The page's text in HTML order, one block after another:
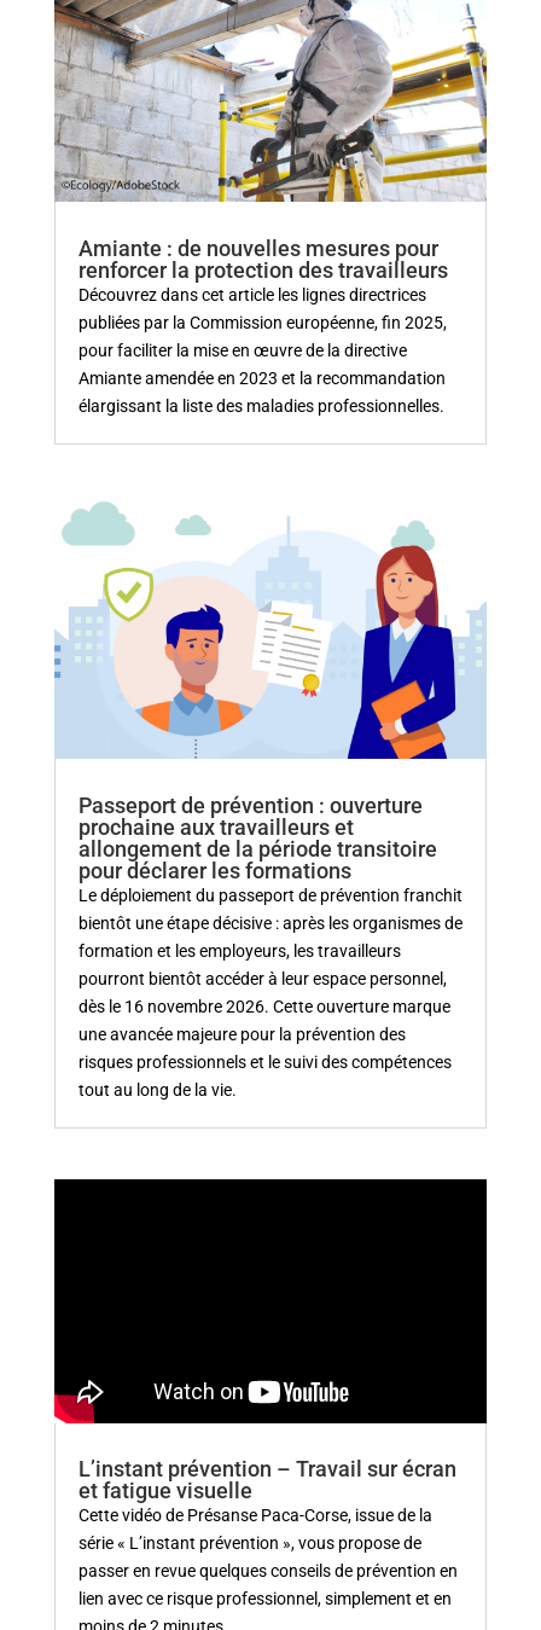
Amiante : de nouvelles mesures pour
renforcer la protection des travailleurs
Découvrez dans cet article les lignes directrices
publiées par la Commission européenne, fin 2025,
pour faciliter la mise en œuvre de la directive
Amiante amendée en 2023 et la recommandation
élargissant la liste des maladies professionnelles.
Passeport de prévention : ouverture
prochaine aux travailleurs et
allongement de la période transitoire
pour déclarer les formations
Le déploiement du passeport de prévention franchit
bientôt une étape décisive : après les organismes de
formation et les employeurs, les travailleurs
pourront bientôt accéder à leur espace personnel,
dès le 16 novembre 2026. Cette ouverture marque
une avancée majeure pour la prévention des
risques professionnels et le suivi des compétences
tout au long de la vie.
L’instant prévention – Travail sur écran
et fatigue visuelle
Cette vidéo de Présanse Paca-Corse, issue de la
série « L’instant prévention », vous propose de
passer en revue quelques conseils de prévention en
lien avec ce risque professionnel, simplement et en